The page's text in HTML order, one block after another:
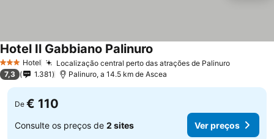
3 EstrelasHotel Localização central perto das atrações de Palinuro
Hotel Il Gabbiano Palinuro
7,3 1.381 Palinuro, a 14.5 km de Ascea
De € 110
Consulte os preços de 2 sites Ver preços